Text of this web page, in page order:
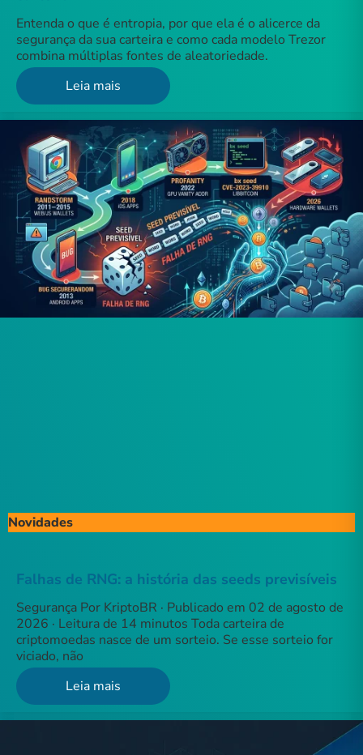
Entenda o que é entropia, por que ela é o alicerce da
segurança da sua carteira e como cada modelo Trezor
combina múltiplas fontes de aleatoriedade.
Leia mais
Novidades
Falhas de RNG: a história das seeds previsíveis
Segurança Por KriptoBR · Publicado em 02 de agosto de
2026 · Leitura de 14 minutos Toda carteira de
criptomoedas nasce de um sorteio. Se esse sorteio for
viciado, não
Leia mais